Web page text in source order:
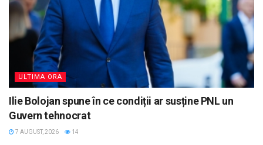
ULTIMA ORA
Ilie Bolojan spune în ce condiții ar susține PNL un
Guvern tehnocrat
7 AUGUST, 2026 14